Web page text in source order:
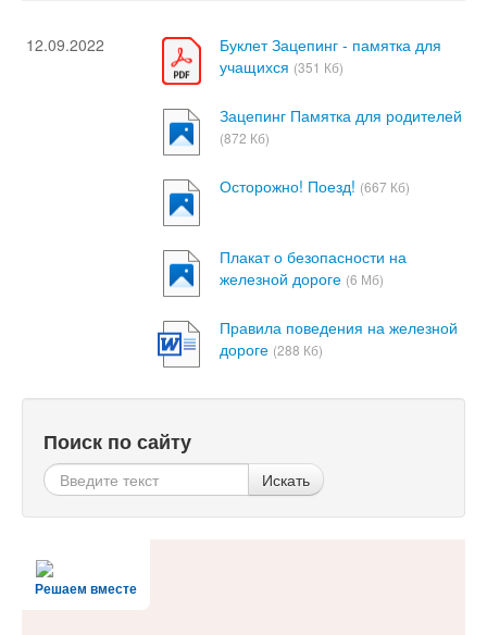
12.09.2022
Буклет Зацепинг - памятка для
учащихся (351 Кб)
Зацепинг Памятка для родителей
(872 Кб)
Осторожно! Поезд! (667 Кб)
Плакат о безопасности на
железной дороге (6 Мб)
Правила поведения на железной
дороге (288 Кб)
Поиск по сайту
Искать
Решаем вместе